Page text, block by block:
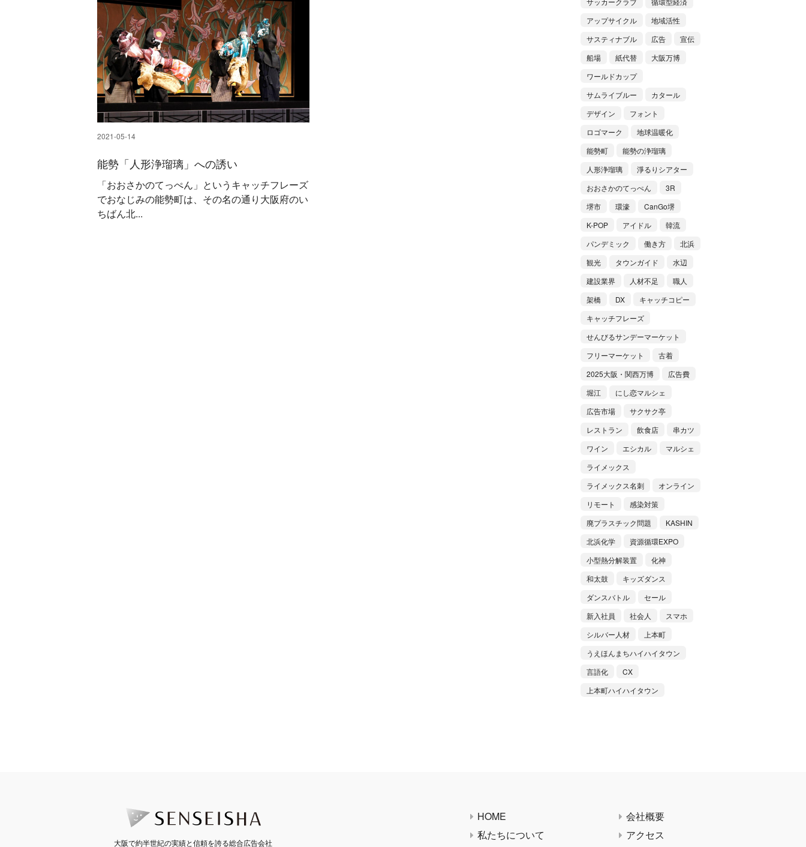
2021-05-14
能勢「人形浄瑠璃」への誘い
「おおさかのてっぺん」というキャッチフレーズ
でおなじみの能勢町は、その名の通り大阪府のい
ちばん北...
アップサイクル
地域活性
サスティナブル
広告
宣伝
船場
紙代替
大阪万博
ワールドカップ
サムライブルー
カタール
デザイン
フォント
ロゴマーク
地球温暖化
能勢町
能勢の浄瑠璃
人形浄瑠璃
淨るりシアター
おおさかのてっぺん
3R
堺市
環濠
CanGo堺
K-POP
アイドル
韓流
パンデミック
働き方
北浜
観光
タウンガイド
水辺
建設業界
人材不足
職人
架橋
DX
キャッチコピー
キャッチフレーズ
せんびるサンデーマーケット
フリーマーケット
古着
2025大阪・関西万博
広告費
堀江
にし恋マルシェ
広告市場
サクサク亭
レストラン
飲食店
串カツ
ワイン
エシカル
マルシェ
ライメックス
ライメックス名刺
オンライン
リモート
感染対策
廃プラスチック問題
KASHIN
北浜化学
資源循環EXPO
小型熱分解装置
化神
和太鼓
キッズダンス
ダンスバトル
セール
新入社員
社会人
スマホ
シルバー人材
上本町
うえほんまちハイハイタウン
言語化
CX
上本町ハイハイタウン
大阪で約半世紀の実績と信頼を誇る総合広告会社
HOME
私たちについて
会社概要
アクセス